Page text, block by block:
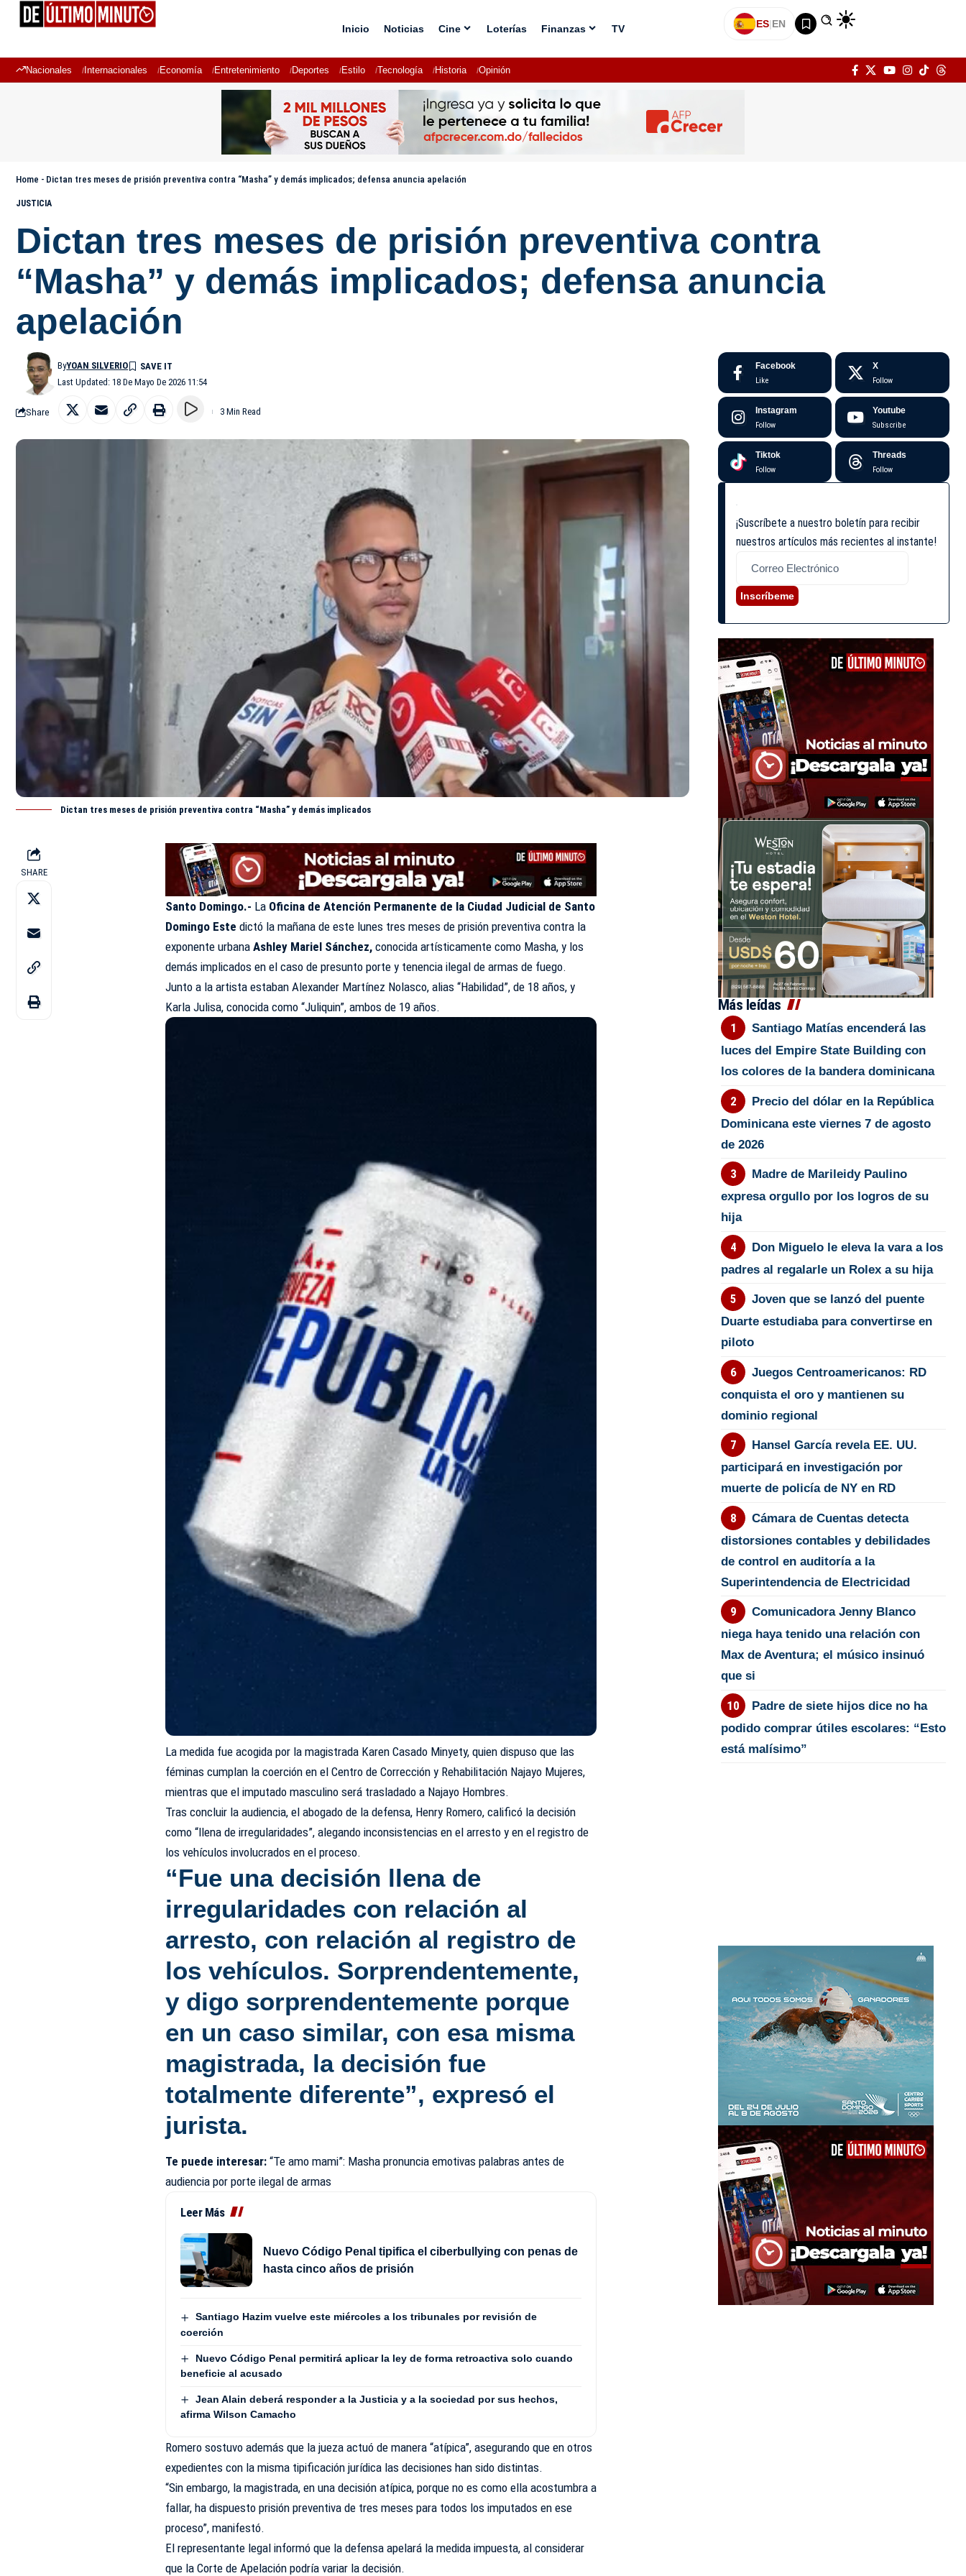
Inicio Noticias Cine Loterías Finanzas TV ES|EN
Nacionales Internacionales Economía Entretenimiento Deportes Estilo Tecnología Historia Opinión
Home - Dictan tres meses de prisión preventiva contra “Masha” y demás implicados; defensa anuncia apelación
JUSTICIA
Dictan tres meses de prisión preventiva contra
“Masha” y demás implicados; defensa anuncia
apelación
Last Updated: 18 De Mayo De 2026 11:54
ByYOAN SILVERIO
Share 3 Min Read
Dictan tres meses de prisión preventiva contra “Masha” y demás implicados
SHARE
Santo Domingo.- La Oficina de Atención Permanente de la Ciudad Judicial de Santo
Domingo Este dictó la mañana de este lunes tres meses de prisión preventiva contra la
exponente urbanaAshley Mariel Sánchez, conocida artísticamente como Masha, y los
demás implicados en el caso de presunto porte y tenencia ilegal de armas de fuego.
Junto a la artista estaban Alexander Martínez Nolasco, alias “Habilidad”, de 18 años, y
Karla Julisa, conocida como “Juliquin”, ambos de 19 años.
La medida fue acogida por la magistrada Karen Casado Minyety, quien dispuso que las
féminas cumplan la coerción en el Centro de Corrección y Rehabilitación Najayo Mujeres,
mientras que el imputado masculino será trasladado a Najayo Hombres.
Tras concluir la audiencia, el abogado de la defensa, Henry Romero, calificó la decisión
como “llena de irregularidades”, alegando inconsistencias en el arresto y en el registro de
los vehículos involucrados en el proceso.
“Fue una decisión llena de
irregularidades con relación al
arresto, con relación al registro de
los vehículos. Sorprendentemente,
y digo sorprendentemente porque
en un caso similar, con esa misma
magistrada, la decisión fue
totalmente diferente”, expresó el
jurista.
Te puede interesar:“Te amo mami”: Masha pronuncia emotivas palabras antes de
audiencia por porte ilegal de armas
Leer Más
Nuevo Código Penal tipifica el ciberbullying con penas de
hasta cinco años de prisión
Santiago Hazim vuelve este miércoles a los tribunales por revisión de
coerción
Nuevo Código Penal permitirá aplicar la ley de forma retroactiva solo cuando
beneficie al acusado
Jean Alain deberá responder a la Justicia y a la sociedad por sus hechos,
afirma Wilson Camacho
Romero sostuvo además que la jueza actuó de manera “atípica”, asegurando que en otros
expedientes con la misma tipificación jurídica las decisiones han sido distintas.
“Sin embargo, la magistrada, en una decisión atípica, porque no es como ella acostumbra a
fallar, ha dispuesto prisión preventiva de tres meses para todos los imputados en ese
proceso”, manifestó.
El representante legal informó que la defensa apelará la medida impuesta, al considerar
que la Corte de Apelación podría variar la decisión.
Facebook
Like
X
Follow
Instagram
Follow
Youtube
Subscribe
Tiktok
Follow
Threads
Follow
¡Suscríbete a nuestro boletín para recibir
nuestros artículos más recientes al instante!
Inscríbeme
Más leídas
Santiago Matías encenderá las
luces del Empire State Building con
los colores de la bandera dominicana
Precio del dólar en la República
Dominicana este viernes 7 de agosto
de 2026
Madre de Marileidy Paulino
expresa orgullo por los logros de su
hija
Don Miguelo le eleva la vara a los
padres al regalarle un Rolex a su hija
Joven que se lanzó del puente
Duarte estudiaba para convertirse en
piloto
Juegos Centroamericanos: RD
conquista el oro y mantienen su
dominio regional
Hansel García revela EE. UU.
participará en investigación por
muerte de policía de NY en RD
Cámara de Cuentas detecta
distorsiones contables y debilidades
de control en auditoría a la
Superintendencia de Electricidad
Comunicadora Jenny Blanco
niega haya tenido una relación con
Max de Aventura; el músico insinuó
que si
Padre de siete hijos dice no ha
podido comprar útiles escolares: “Esto
está malísimo”